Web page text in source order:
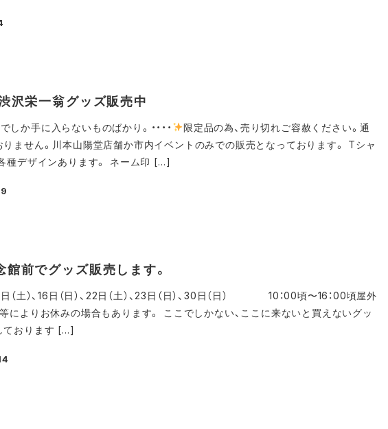
沢栄一翁グッズ販売中
でしか手に入らないものばかり。・・・・
限定品の為、売り切れご容赦ください。通
りません。川本山陽堂店舗か市内イベントのみでの販売となっております。 Tシャ
種デザインあります。 ネーム印 […]
館前でグッズ販売します。
（土）、16日（日）、22日（土）、23日（日）、30日（日） 10：00頃〜16：00頃屋外
によりお休みの場合もあります。 ここでしかない、ここに来ないと買えないグッ
ております […]